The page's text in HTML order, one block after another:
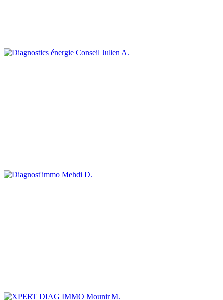
Julien A.
Mehdi D.
Mounir M.